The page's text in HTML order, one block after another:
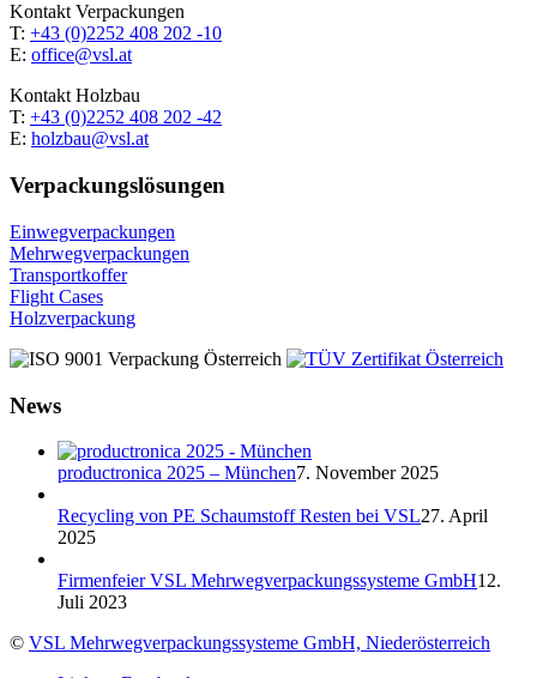
Kontakt Verpackungen
T: +43 (0)2252 408 202 -10
E: office@vsl.at
Kontakt Holzbau
T: +43 (0)2252 408 202 -42
E: holzbau@vsl.at
Verpackungs­lösungen
Einwegverpackungen
Mehrwegverpackungen
Transportkoffer
Flight Cases
Holzverpackung
News
productronica 2025 – München7. November 2025
Recycling von PE Schaumstoff Resten bei VSL27. April
2025
Firmenfeier VSL Mehrwegverpackungssysteme GmbH12.
Juli 2023
© VSL Mehrwegverpackungssysteme GmbH, Niederösterreich